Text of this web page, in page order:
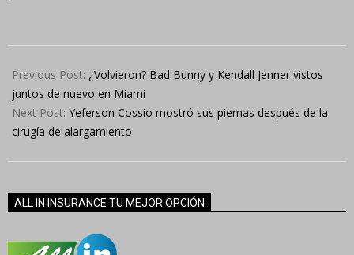
05-
28
Previous Post: ¿Volvieron? Bad Bunny y Kendall Jenner vistos
juntos de nuevo en Miami
Next Post: Yeferson Cossio mostró sus piernas después de la
cirugía de alargamiento
ALL IN INSURANCE TU MEJOR OPCIÓN